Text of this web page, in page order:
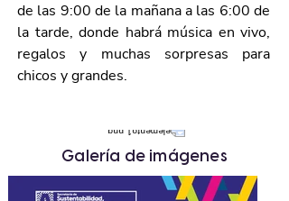
de las 9:00 de la mañana a las 6:00 de
la tarde, donde habrá música en vivo,
regalos y muchas sorpresas para
chicos y grandes.
Galería de imágenes